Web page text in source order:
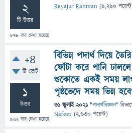
2
টি উত্তর
878 বার দেখা হয়েছে
Reyajur Rahman (9,290
+4
টি ভোট
1
উত্তর
962বার দেখা হয়েছে
বিভিন্ন পদার্থ দিয়ে
ফোঁটা করে পানি
শুকোতে একই সময়
পৃষ্ঠভেদে সময় ভিন্ন
31 জুলাই 2021 "পদার্থবিজ্ঞান"
Nafees (2,630 পয়েন্ট)